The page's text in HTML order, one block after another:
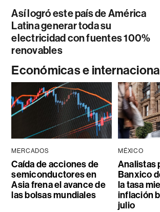
Así logró este país de América
Latina generar toda su
electricidad con fuentes 100%
renovables
Económicas e
MERCADOS
Caída de acciones de
semiconductores en
Asia frena el avance de
las bolsas mundiales
MÉXICO
Analistas
Banxico
la tasa
inflación
julio